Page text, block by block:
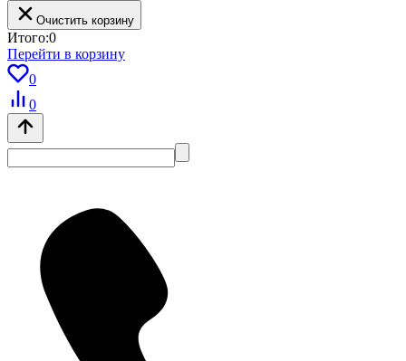
Очистить корзину
Итого:0
Перейти в корзину
0
0